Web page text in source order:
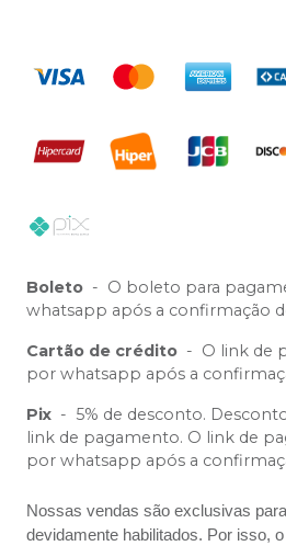
Boleto - O boleto para
whatsapp após a confirmação
Cartão de crédito - O link de
por whatsapp após a
Pix - 5% de desconto.
link de pagamento. O link de
por whatsapp após a
Nossas vendas são exclusivas
devidamente habilitados. Por isso,